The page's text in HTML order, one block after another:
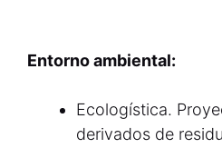
Entorno ambiental:
Ecologística.
derivados de